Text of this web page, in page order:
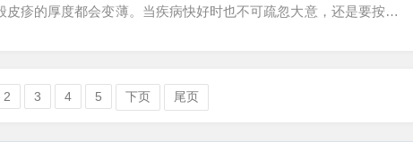
疹的厚度都会变薄。当疾病快好时也不可疏忽大意，还是要按时用
2 3 4 5 下页 尾页